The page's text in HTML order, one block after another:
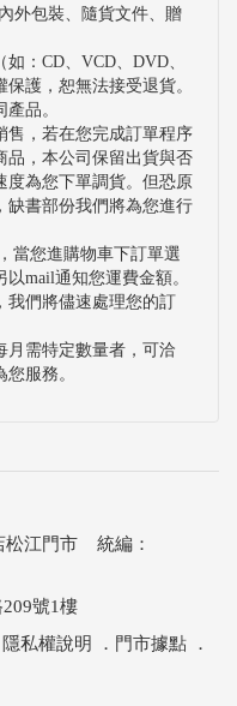
外包裝、隨貨文件、贈
：CD、VCD、DVD、
護，恕無法接受退貨。
品。
售，若在您完成訂單程序
品，本公司保留出貨與否
度為您下單調貨。但恐原
缺書部份我們將為您進行
當您進購物車下訂單選
mail通知您運費金額。
我們將儘速處理您的訂
月需特定數量者，可洽
您服務。
松江門市 統編：
號1樓
隱私權說明 ． 門市據點 ．